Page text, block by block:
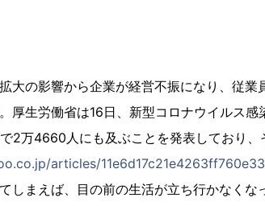
大の影響から企業が経営不振になり、従業
厚生労働省は16日、新型コロナウイルス感
2万4660人にも及ぶことを発表しており、
articles/
しまえば、目の前の生活が立ち行かなくな